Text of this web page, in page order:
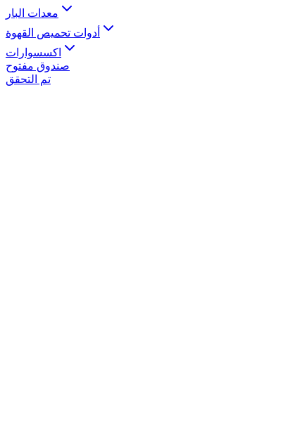
معدات البار
أدوات تحميص القهوة
اكسسوارات
صندوق مفتوح
تم التحقق